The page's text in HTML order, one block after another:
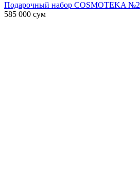
Подарочный набор COSMOTEKA №2
585 000 сум